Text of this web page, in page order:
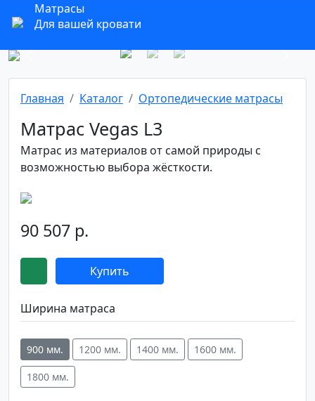
Матрасы
Для вашей кровати
Главная Каталог Ортопедические матрасы
Матрас Vegas L3
Матрас из материалов от самой природы с
возможностью выбора жёсткости.
90 507 р.
Купить
Ширина матраса
900 мм. 1200 мм. 1400 мм. 1600 мм.
1800 мм.